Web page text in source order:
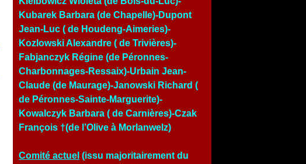
Kubarek Barbara (de Chapelle)-Dupont
Jean-Luc ( de Houdeng-Aimeries)-
Kozlowski Alexandre ( de Trivières)-
Fabjanczyk Régine (de Péronnes-
Charbonnages-Ressaix)-Urbain Jean-
Claude (de Maurage)-Janowski Richard (
de Péronnes-Sainte-Marguerite)-
Kowalczyk Barbara ( de Carnières)-Czak
François †(de l’Olive à Morlanwelz)
Comité actuel (issu majoritairement du